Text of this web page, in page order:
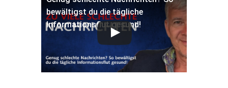
bewältigst du die tägliche
Informationsflut gesund!